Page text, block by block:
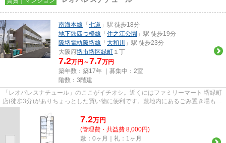
南海本線 「 七道 」駅 徒歩18分
地下鉄四つ橋線 「 住之江公園 」駅 徒歩19分
阪堺電軌阪堺線 「 大和川
」駅 徒歩23分
大阪府堺市堺区緑町 １丁
7.2万円～7.7万円
築年数：築17年 ｜募集中： 2室
階数：3階建
「レオパレスナチュール」のここがイチオシ。近くにはファミリーマート 堺緑町
店(徒歩3分)がありちょっとした買い物に便利です。敷地内にあるごみ置き場も自
7.2万円
(管理費・共益費 8,000円)
敷：0ヶ月｜礼：1ヶ月